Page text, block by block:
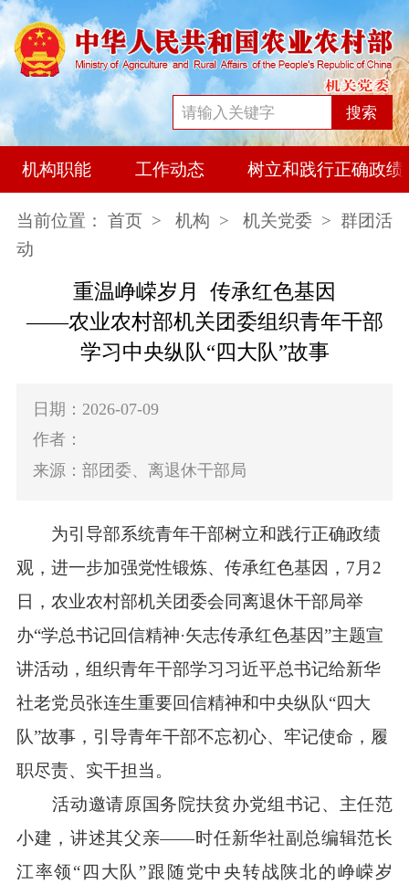
搜索
机构职能 工作动态 树立和践行正确政
当前位置： 首页 > 机构 > 机关党委> 群团活
动
重温峥嵘岁月 传承红色基因
——农业农村部机关团委组织青年干部
学习 中央纵队“四大队”故事
日期：2026-07-09
作者：
来源：部团委、离退休干部局
为引导部系统青年干部树立和践行正确政绩
观，进一步加强党性锻炼、 传承红色基因，7月2
日，农业农村部机关团委会同离退休干部局举
办“学总书记回信精神·矢志传承红色基因”主题宣
讲活动，组织青年干部学习习近平总书记给新华
社老党员张连生重要回信精神和中央纵队“四大
队”故事，引导青年干部不忘初心、牢记使命，履
职尽责、实干担当。
活动邀请原国务院扶贫办党组书记、主任范
小建，讲述其父亲——时任新华社副总编辑范长
江率领“四大队”跟随党中央转战陕北的峥嵘岁